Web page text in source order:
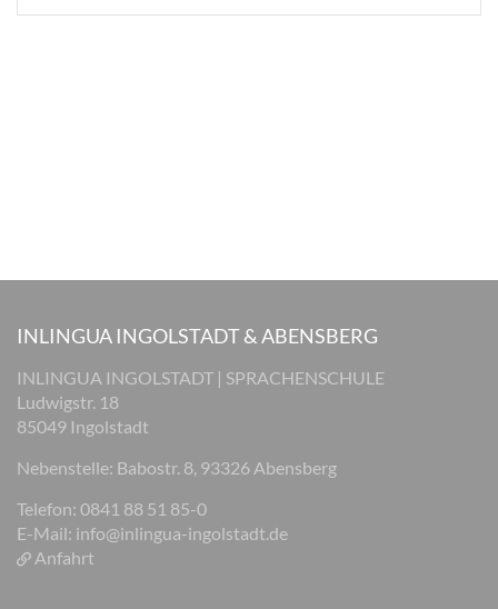
INLINGUA INGOLSTADT & ABENSBERG
INLINGUA INGOLSTADT | SPRACHENSCHULE
Ludwigstr. 18
85049 Ingolstadt
Nebenstelle: Babostr. 8, 93326 Abensberg
Telefon: 0841 88 51 85-0
E-Mail: info@inlingua-ingolstadt.de
Anfahrt